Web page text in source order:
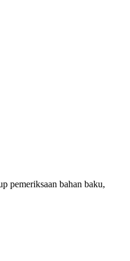
pemeriksaan bahan baku,